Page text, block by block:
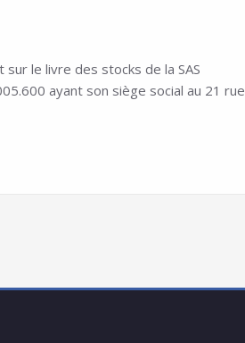
le livre des stocks de la SAS
ayant son siège social au 21 rue